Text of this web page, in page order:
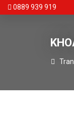
0889 939 919